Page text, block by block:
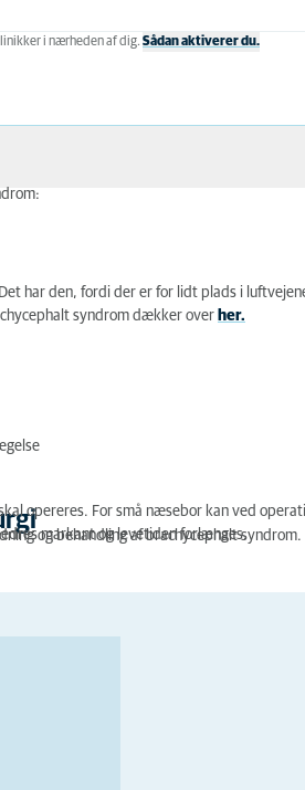
i nærheden af ​​dig. Sådan aktiverer du.
har den, fordi der er for lidt plads i
syndrom dækker over her.
opereres. For små næsebor kan ved
markant og levetiden forlænges.
og behandling af brachycephalt syndrom.